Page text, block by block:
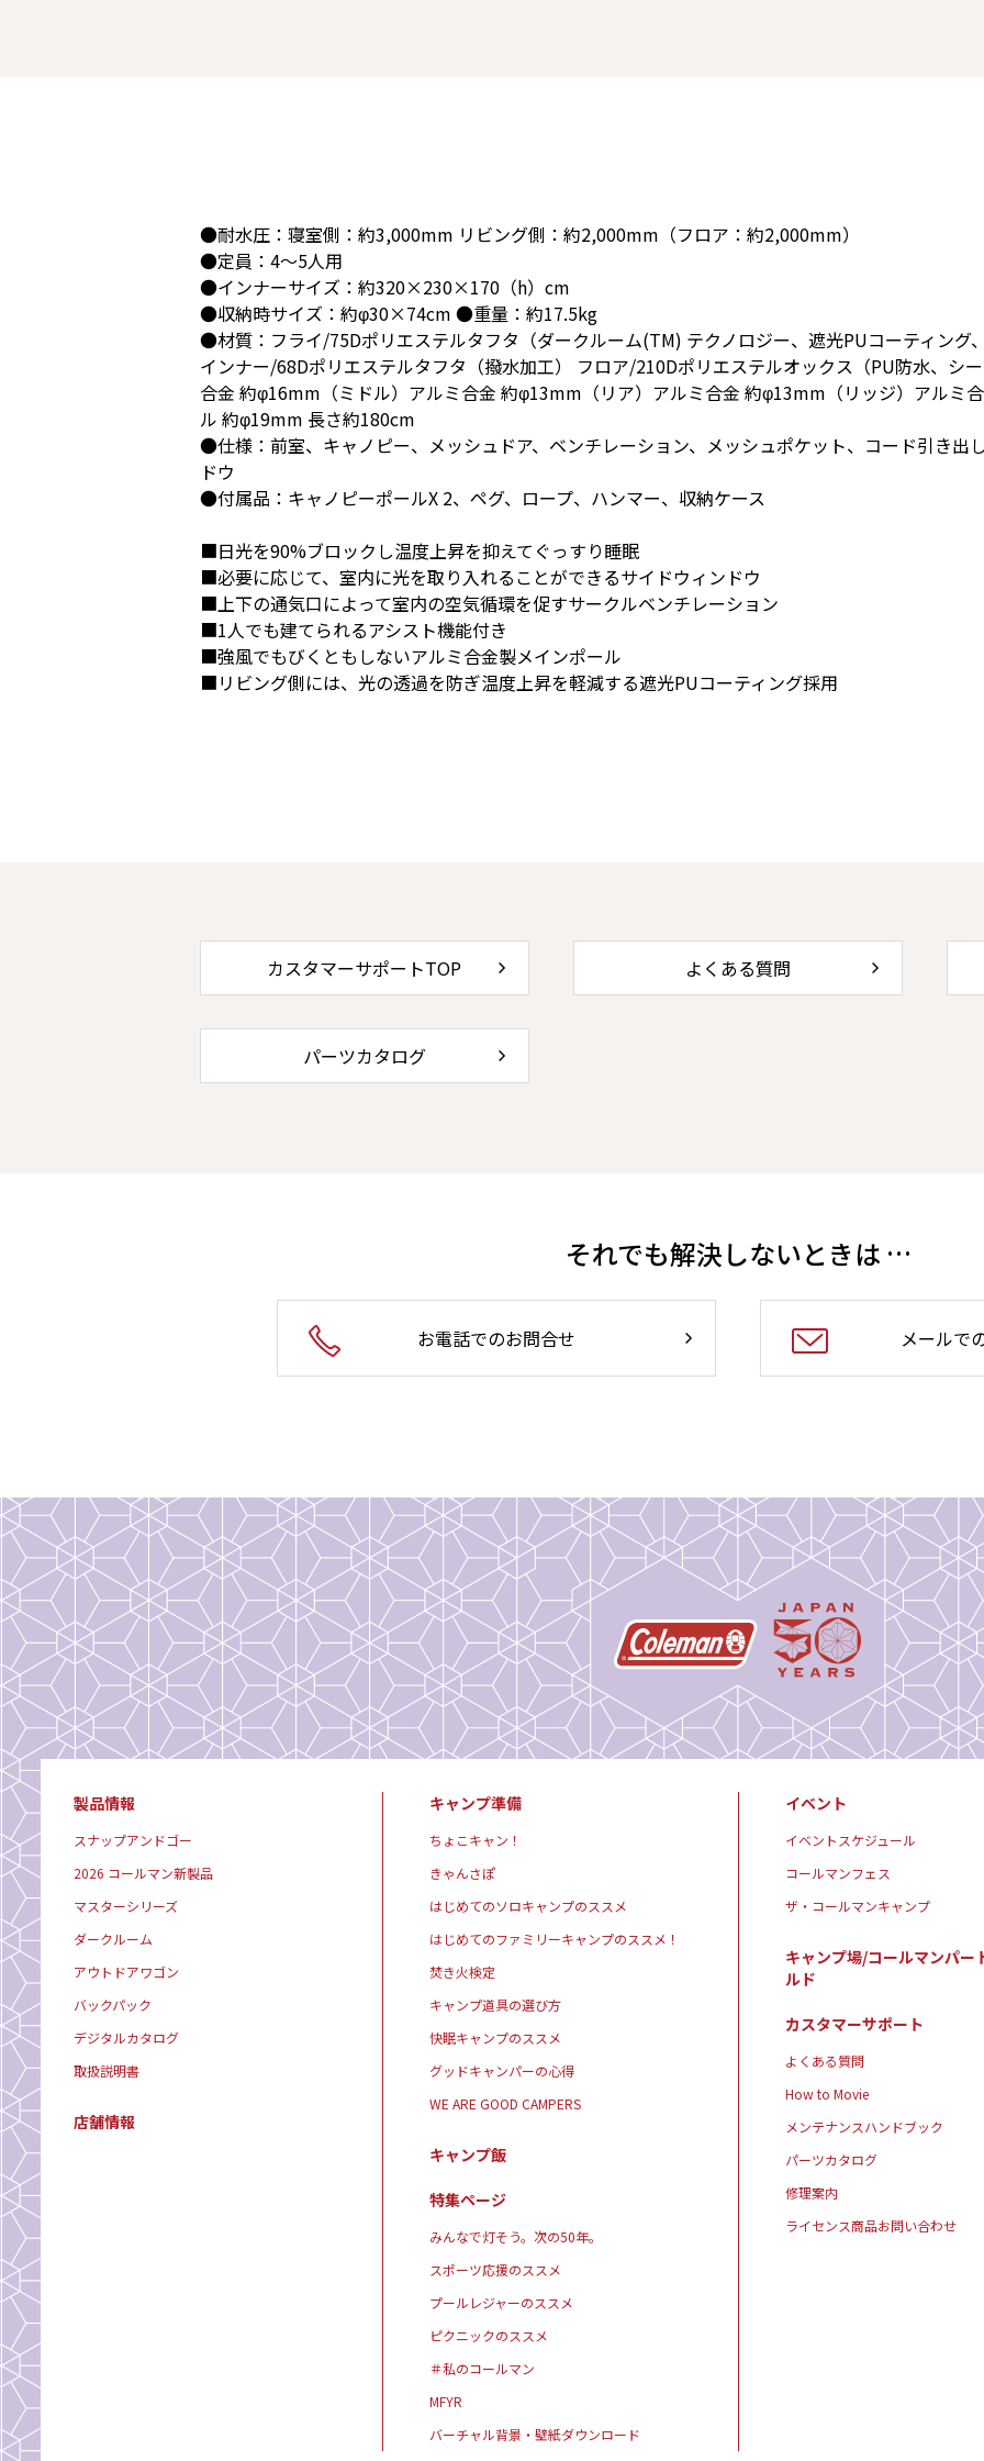
●耐水圧：寝室側：約3,000mm リビング側：約2,000mm（フロア：約2,000mm）
●定員：4～5人用
●インナーサイズ：約320×230×170（h）cm
●収納時サイズ：約φ30×74cm ●重量：約17.5kg
●材質：フライ/75Dポリエステルタフタ（ダークルーム(TM) テクノロジー、遮光PUコーティング
インナー/68Dポリエステルタフタ（撥水加工） フロア/210Dポリエステルオックス（PU防水、シ
合金 約φ16mm（ミドル）アルミ合金 約φ13mm（リア）アルミ合金 約φ13mm（リッジ）アルミ
ル 約φ19mm 長さ約180cm
●仕様：前室、キャノピー、メッシュドア、ベンチレーション、メッシュポケット、コード引き出
ドウ
●付属品：キャノピーポールX 2、ペグ、ロープ、ハンマー、収納ケース
■日光を90%ブロックし温度上昇を抑えてぐっすり睡眠
■必要に応じて、室内に光を取り入れることができるサイドウィンドウ
■上下の通気口によって室内の空気循環を促すサークルベンチレーション
■1人でも建てられるアシスト機能付き
■強風でもびくともしないアルミ合金製メインポール
■リビング側には、光の透過を防ぎ温度上昇を軽減する遮光PUコーティング採用
カスタマーサポートTOP よくある質問
パーツカタログ
それでも解決しないときは …
お電話でのお問合せ メールで
製品情報
スナップアンドゴー
2026 コールマン新製品
マスターシリーズ
ダークルーム
アウトドアワゴン
バックパック
デジタルカタログ
取扱説明書
店舗情報
キャンプ準備
ちょこキャン！
きゃんさぽ
はじめてのソロキャンプのススメ
はじめてのファミリーキャンプのススメ！
焚き火検定
キャンプ道具の選び方
快眠キャンプのススメ
グッドキャンパーの心得
WE ARE GOOD CAMPERS
キャンプ飯
特集ページ
みんなで灯そう。次の50年。
スポーツ応援のススメ
プールレジャーのススメ
ピクニックのススメ
＃私のコールマン
MFYR
バーチャル背景・壁紙ダウンロード
イベント
イベントスケジュール
コールマンフェス
ザ・コールマンキャンプ
キャンプ場/コールマンパー
ルド
カスタマーサポート
よくある質問
How to Movie
メンテナンスハンドブック
パーツカタログ
修理案内
ライセンス商品お問い合わせ